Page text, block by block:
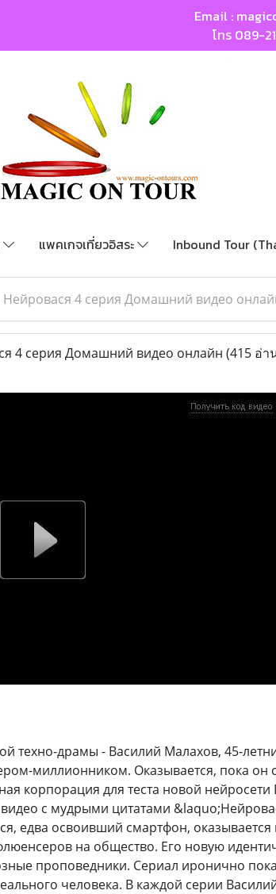
Email :
โทร 089-
แพคเกจเที่ยวอิสระ Inbound Tour
4 серия Домашний видео
4 серия Домашний видео онлайн (415 อ่า
техно-драмы - Василий Малахов, 45-
миллионником. Оказывается, пока он
корпорация для теста новой
с мудрыми цитатами
едва освоивший смартфон, оказывается
на общество. Его новую
проповедники. Сериал иронично
человека. В каждой серии